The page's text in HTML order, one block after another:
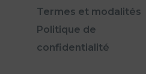
Termes et modalités
Politique de
confidentialité